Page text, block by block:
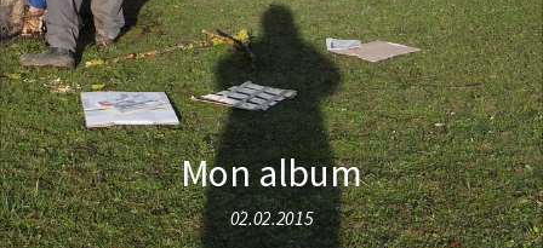
Mon album
02.02.2015